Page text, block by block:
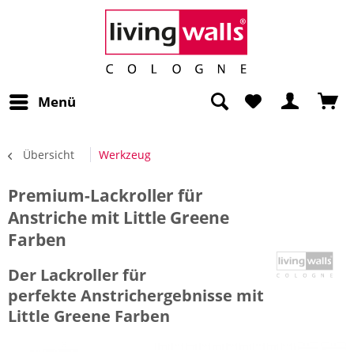
Menü
Übersicht Werkzeug
Premium-Lackroller für
Anstriche mit Little Greene
Farben
Der Lackroller für
perfekte Anstrichergebnisse mit
Little Greene Farben